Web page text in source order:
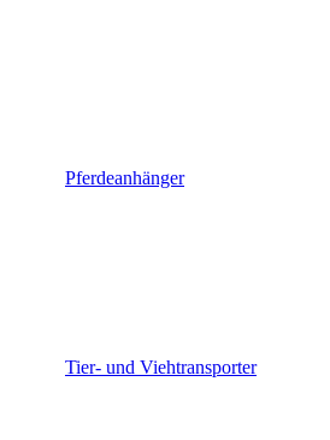
Pferdeanhänger
Tier- und Viehtransporter